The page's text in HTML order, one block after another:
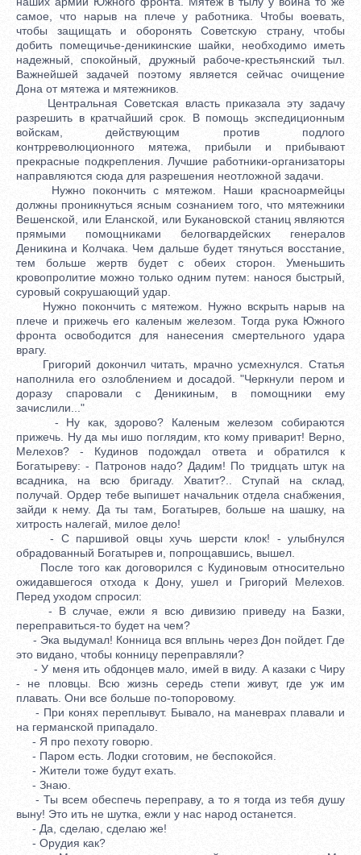
самое, что нарыв на плече у работника. Чтобы воевать,
чтобы защищать и оборонять Советскую страну, чтобы
добить помещичье-деникинские шайки, необходимо иметь
надежный, спокойный, дружный рабоче-крестьянский тыл.
Важнейшей задачей поэтому является сейчас очищение
Дона от мятежа и мятежников.
Центральная Советская власть приказала эту задачу
разрешить в кратчайший срок. В помощь экспедиционным
войскам, действующим против подлого
контрреволюционного мятежа, прибыли и прибывают
прекрасные подкрепления. Лучшие работники-организаторы
направляются сюда для разрешения неотложной задачи.
Нужно покончить с мятежом. Наши красноармейцы
должны проникнуться ясным сознанием того, что мятежники
Вешенской, или Еланской, или Букановской станиц являются
прямыми помощниками белогвардейских генералов
Деникина и Колчака. Чем дальше будет тянуться восстание,
тем больше жертв будет с обеих сторон. Уменьшить
кровопролитие можно только одним путем: нанося быстрый,
суровый сокрушающий удар.
Нужно покончить с мятежом. Нужно вскрыть нарыв на
плече и прижечь его каленым железом. Тогда рука Южного
фронта освободится для нанесения смертельного удара
врагу.
Григорий докончил читать, мрачно усмехнулся. Статья
наполнила его озлоблением и досадой. "Черкнули пером и
доразу спаровали с Деникиным, в помощники ему
зачислили..."
- Ну как, здорово? Каленым железом собираются
прижечь. Ну да мы ишо поглядим, кто кому приварит! Верно,
Мелехов? - Кудинов подождал ответа и обратился к
Богатыреву: - Патронов надо? Дадим! По тридцать штук на
всадника, на всю бригаду. Хватит?.. Ступай на склад,
получай. Ордер тебе выпишет начальник отдела снабжения,
зайди к нему. Да ты там, Богатырев, больше на шашку, на
хитрость налегай, милое дело!
- С паршивой овцы хучь шерсти клок! - улыбнулся
обрадованный Богатырев и, попрощавшись, вышел.
После того как договорился с Кудиновым относительно
ожидавшегося отхода к Дону, ушел и Григорий Мелехов.
Перед уходом спросил:
- В случае, ежли я всю дивизию приведу на Базки,
переправиться-то будет на чем?
- Эка выдумал! Конница вся вплынь через Дон пойдет. Где
это видано, чтобы конницу переправляли?
- У меня ить обдонцев мало, имей в виду. А казаки с Чиру
- не пловцы. Всю жизнь середь степи живут, где уж им
плавать. Они все больше по-топоровому.
- При конях переплывут. Бывало, на маневрах плавали и
на германской припадало.
- Я про пехоту говорю.
- Паром есть. Лодки сготовим, не беспокойся.
- Жители тоже будут ехать.
- Знаю.
- Ты всем обеспечь переправу, а то я тогда из тебя душу
выну! Это ить не шутка, ежли у нас народ останется.
- Да, сделаю, сделаю же!
- Орудия как?